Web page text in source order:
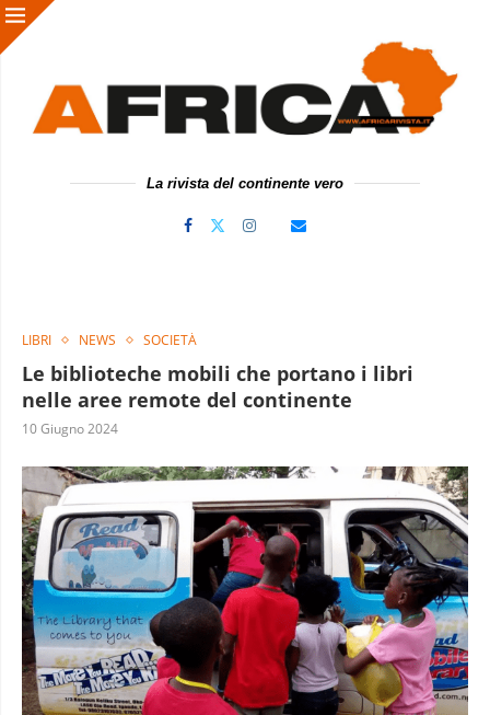
La rivista del continente vero
LIBRI NEWS SOCIETÀ
Le biblioteche mobili che portano i libri
nelle aree remote del continente
10 Giugno 2024